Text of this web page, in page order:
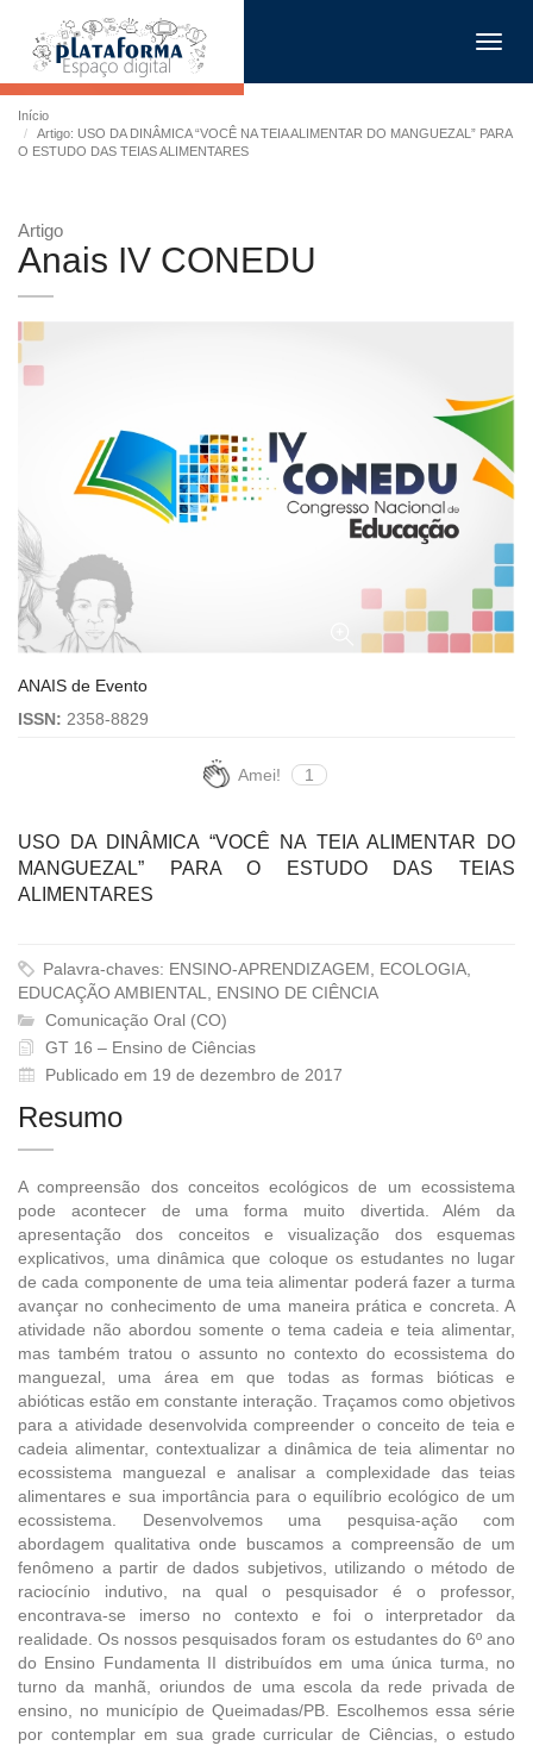
Início
Artigo: USO DA DINÂMICA “VOCÊ NA TEIA ALIMENTAR DO MANGUEZAL” PARA
O ESTUDO DAS TEIAS ALIMENTARES
Artigo
Anais IV CONEDU
ANAIS de Evento
ISSN: 2358-8829
Amei! 1
USO DA DINÂMICA “VOCÊ NA TEIA ALIMENTAR DO
MANGUEZAL” PARA O ESTUDO DAS TEIAS
ALIMENTARES
Palavra-chaves: ENSINO-APRENDIZAGEM, ECOLOGIA,
EDUCAÇÃO AMBIENTAL, ENSINO DE CIÊNCIA
Comunicação Oral (CO)
GT 16 – Ensino de Ciências
Publicado em 19 de dezembro de 2017
Resumo
A compreensão dos conceitos ecológicos de um ecossistema
pode acontecer de uma forma muito divertida. Além da
apresentação dos conceitos e visualização dos esquemas
explicativos, uma dinâmica que coloque os estudantes no lugar
de cada componente de uma teia alimentar poderá fazer a turma
avançar no conhecimento de uma maneira prática e concreta. A
atividade não abordou somente o tema cadeia e teia alimentar,
mas também tratou o assunto no contexto do ecossistema do
manguezal, uma área em que todas as formas bióticas e
abióticas estão em constante interação. Traçamos como objetivos
para a atividade desenvolvida compreender o conceito de teia e
cadeia alimentar, contextualizar a dinâmica de teia alimentar no
ecossistema manguezal e analisar a complexidade das teias
alimentares e sua importância para o equilíbrio ecológico de um
ecossistema. Desenvolvemos uma pesquisa-ação com
abordagem qualitativa onde buscamos a compreensão de um
fenômeno a partir de dados subjetivos, utilizando o método de
raciocínio indutivo, na qual o pesquisador é o professor,
encontrava-se imerso no contexto e foi o interpretador da
realidade. Os nossos pesquisados foram os estudantes do 6º ano
do Ensino Fundamenta II distribuídos em uma única turma, no
turno da manhã, oriundos de uma escola da rede privada de
ensino, no município de Queimadas/PB. Escolhemos essa série
por contemplar em sua grade curricular de Ciências, o estudo